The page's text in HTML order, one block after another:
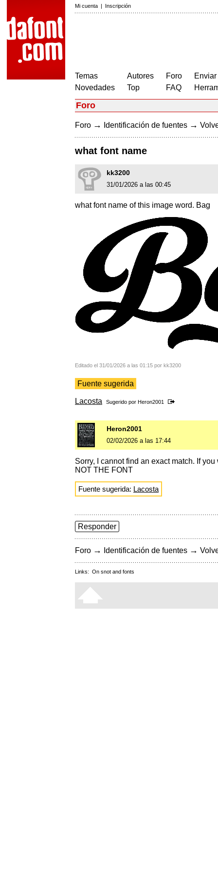
Mi cuenta | Inscripción
Temas
Novedades
Autores
Top
Foro
FAQ
Foro
Foro → Identificación de fuentes →
what font name
kk3200
31/01/2026 a las 00:45
what font name of this image word. Bag
Editado el 31/01/2026 a las 01:15 por kk3200
Fuente sugerida
Lacosta Sugerido por Heron2001
Heron2001
02/02/2026 a las 17:44
Sorry, I cannot find an exact match. If
NOT THE FONT
Fuente sugerida: Lacosta
Responder
Foro → Identificación de fuentes →
Links: On snot and fonts